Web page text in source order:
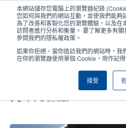
本網站儲存您電腦上的瀏覽器紀錄
您如何與我們的網站互動，並使我們能夠
為了改善和客製化您的瀏覽體驗，以及在
訪問者進行分析和衡量。 要了解更多有
參閱我們的隱私權政策。
如果你拒絕，當你造訪我們的網站時，我
在你的瀏覽器使用單個 Cookie，用作記
接受
使用 TH DH 系列精準
列印的標籤